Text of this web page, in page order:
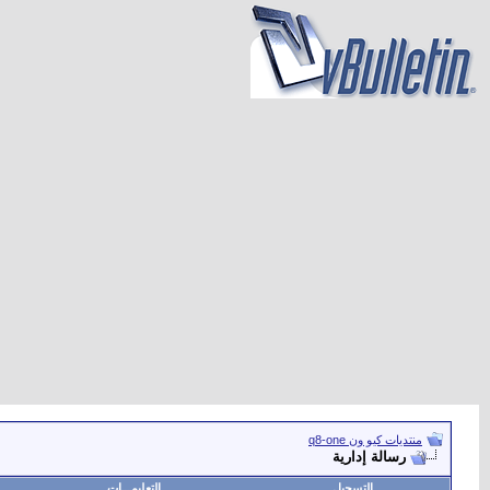
منتديات كيو ون q8-one
رسالة إدارية